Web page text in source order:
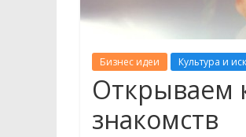
Бизнес идеи Культура и
Открываем
знакомств